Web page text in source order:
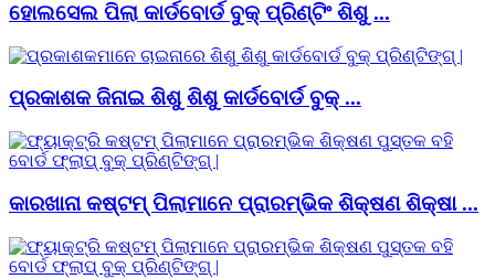
ହୋଲସେଲ ପିଲା କାର୍ଡବୋର୍ଡ ବୁକ୍ ପ୍ରିଣ୍ଟିଂ ଶିଶୁ ...
ପ୍ରକାଶକ ଜିନାଇ ଶିଶୁ ଶିଶୁ କାର୍ଡବୋର୍ଡ ବୁକ୍ ...
କାରଖାନା କଷ୍ଟମ୍ ପିଲାମାନେ ପ୍ରାରମ୍ଭିକ ଶିକ୍ଷଣ ଶିକ୍ଷା ...